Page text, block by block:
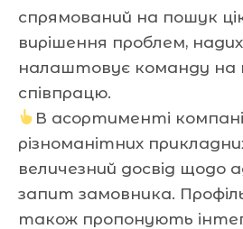
спрямований на пошук
вирішення проблем,
налаштовує команду на
співпрацю.
В асортименті
різноманітних
величезний досвід щодо
запит замовника.
також пропонують